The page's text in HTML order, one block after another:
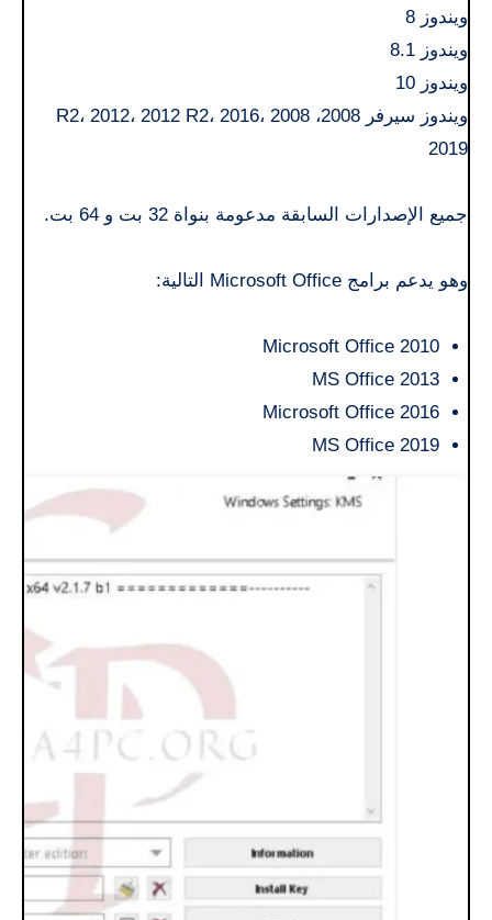
ويندوز 8
ويندوز 8.1
ويندوز 10
ويندوز سيرفر 2008، 2008 R2، 2012، 2012 R2، 2016،
2019
جميع الإصدارات السابقة مدعومة بنواة 32 بت و 64 بت.
وهو يدعم برامج Microsoft Office التالية:
Microsoft Office 2010
MS Office 2013
Microsoft Office 2016
MS Office 2019